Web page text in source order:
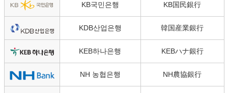
KB국민은행 KB国民銀行
KDB산업은행 韓国産業銀行
KEB하나은행 KEBハナ銀行
NH 농협은행 NH農協銀行